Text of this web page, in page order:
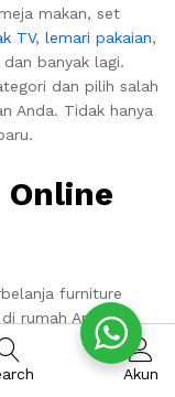
makan, set
TV, lemari pakaian,
dan banyak lagi.
dan pilih salah
Anda. Tidak hanya
furniture
rumah Anda
apa yang
dapatkan
Akun